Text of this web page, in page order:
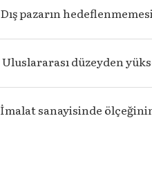
Dış pazarın
Uluslararası düzeyden
İmalat sanayisinde